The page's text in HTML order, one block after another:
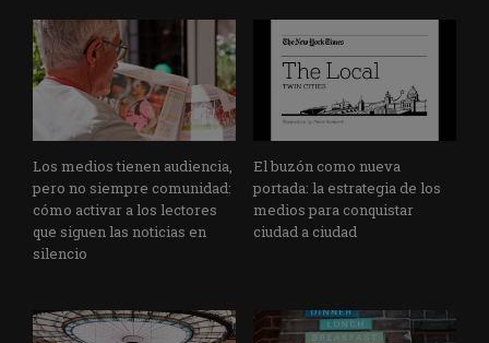
Los medios tienen audiencia,
pero no siempre comunidad:
cómo activar a los lectores
que siguen las noticias en
silencio
El buzón como nueva
portada: la estrategia de los
medios para conquistar
ciudad a ciudad